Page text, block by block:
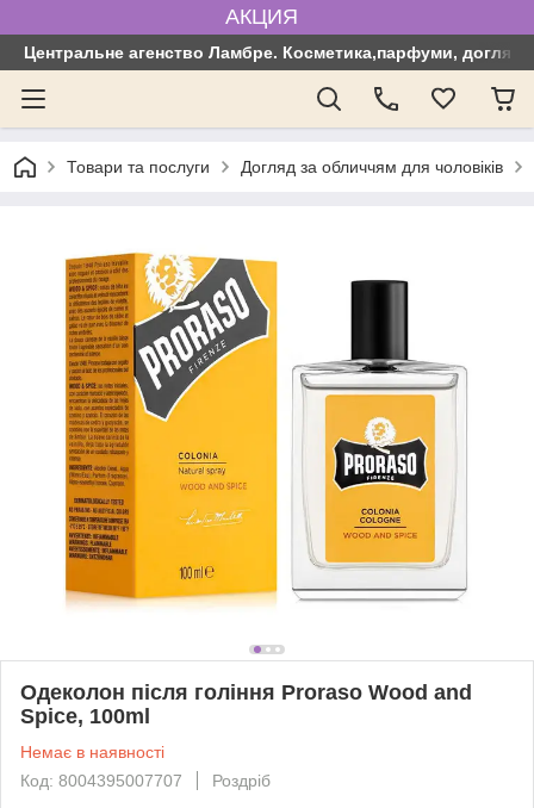
АКЦИЯ
Центральне агенство Ламбре. Косметика,парфуми, догляд
Товари та послуги Догляд за обличчям для чоловіків
Одеколон після гоління Proraso Wood and
Spice, 100ml
Немає в наявності
Код: 8004395007707
Роздріб